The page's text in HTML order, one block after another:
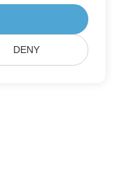
DENY